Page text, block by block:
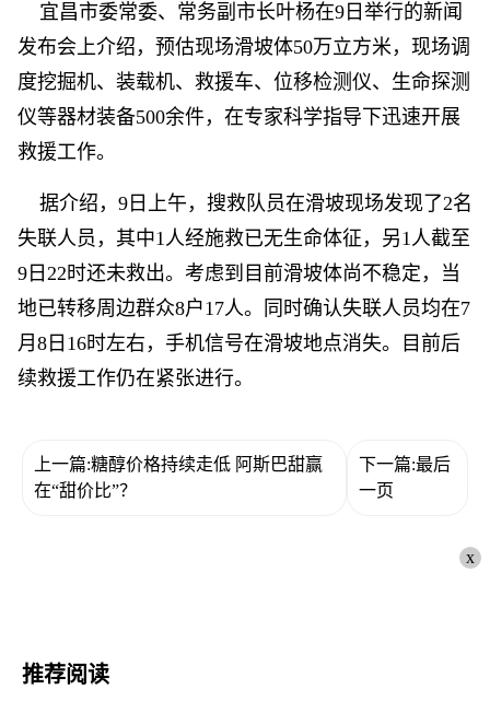
宜昌市委常委、常务副市长叶杨在9日举行的新闻
发布会上介绍，预估现场滑坡体50万立方米，现场调
度挖掘机、装载机、救援车、位移检测仪、生命探测
仪等器材装备500余件，在专家科学指导下迅速开展
救援工作。
据介绍，9日上午，搜救队员在滑坡现场发现了2名
失联人员，其中1人经施救已无生命体征，另1人截至
9日22时还未救出。考虑到目前滑坡体尚不稳定，当
地已转移周边群众8户17人。同时确认失联人员均在7
月8日16时左右，手机信号在滑坡地点消失。目前后
续救援工作仍在紧张进行。
上一篇:糖醇价格持续走低 阿斯巴甜赢
在“甜价比”？
下一篇:最后
一页
x
推荐阅读